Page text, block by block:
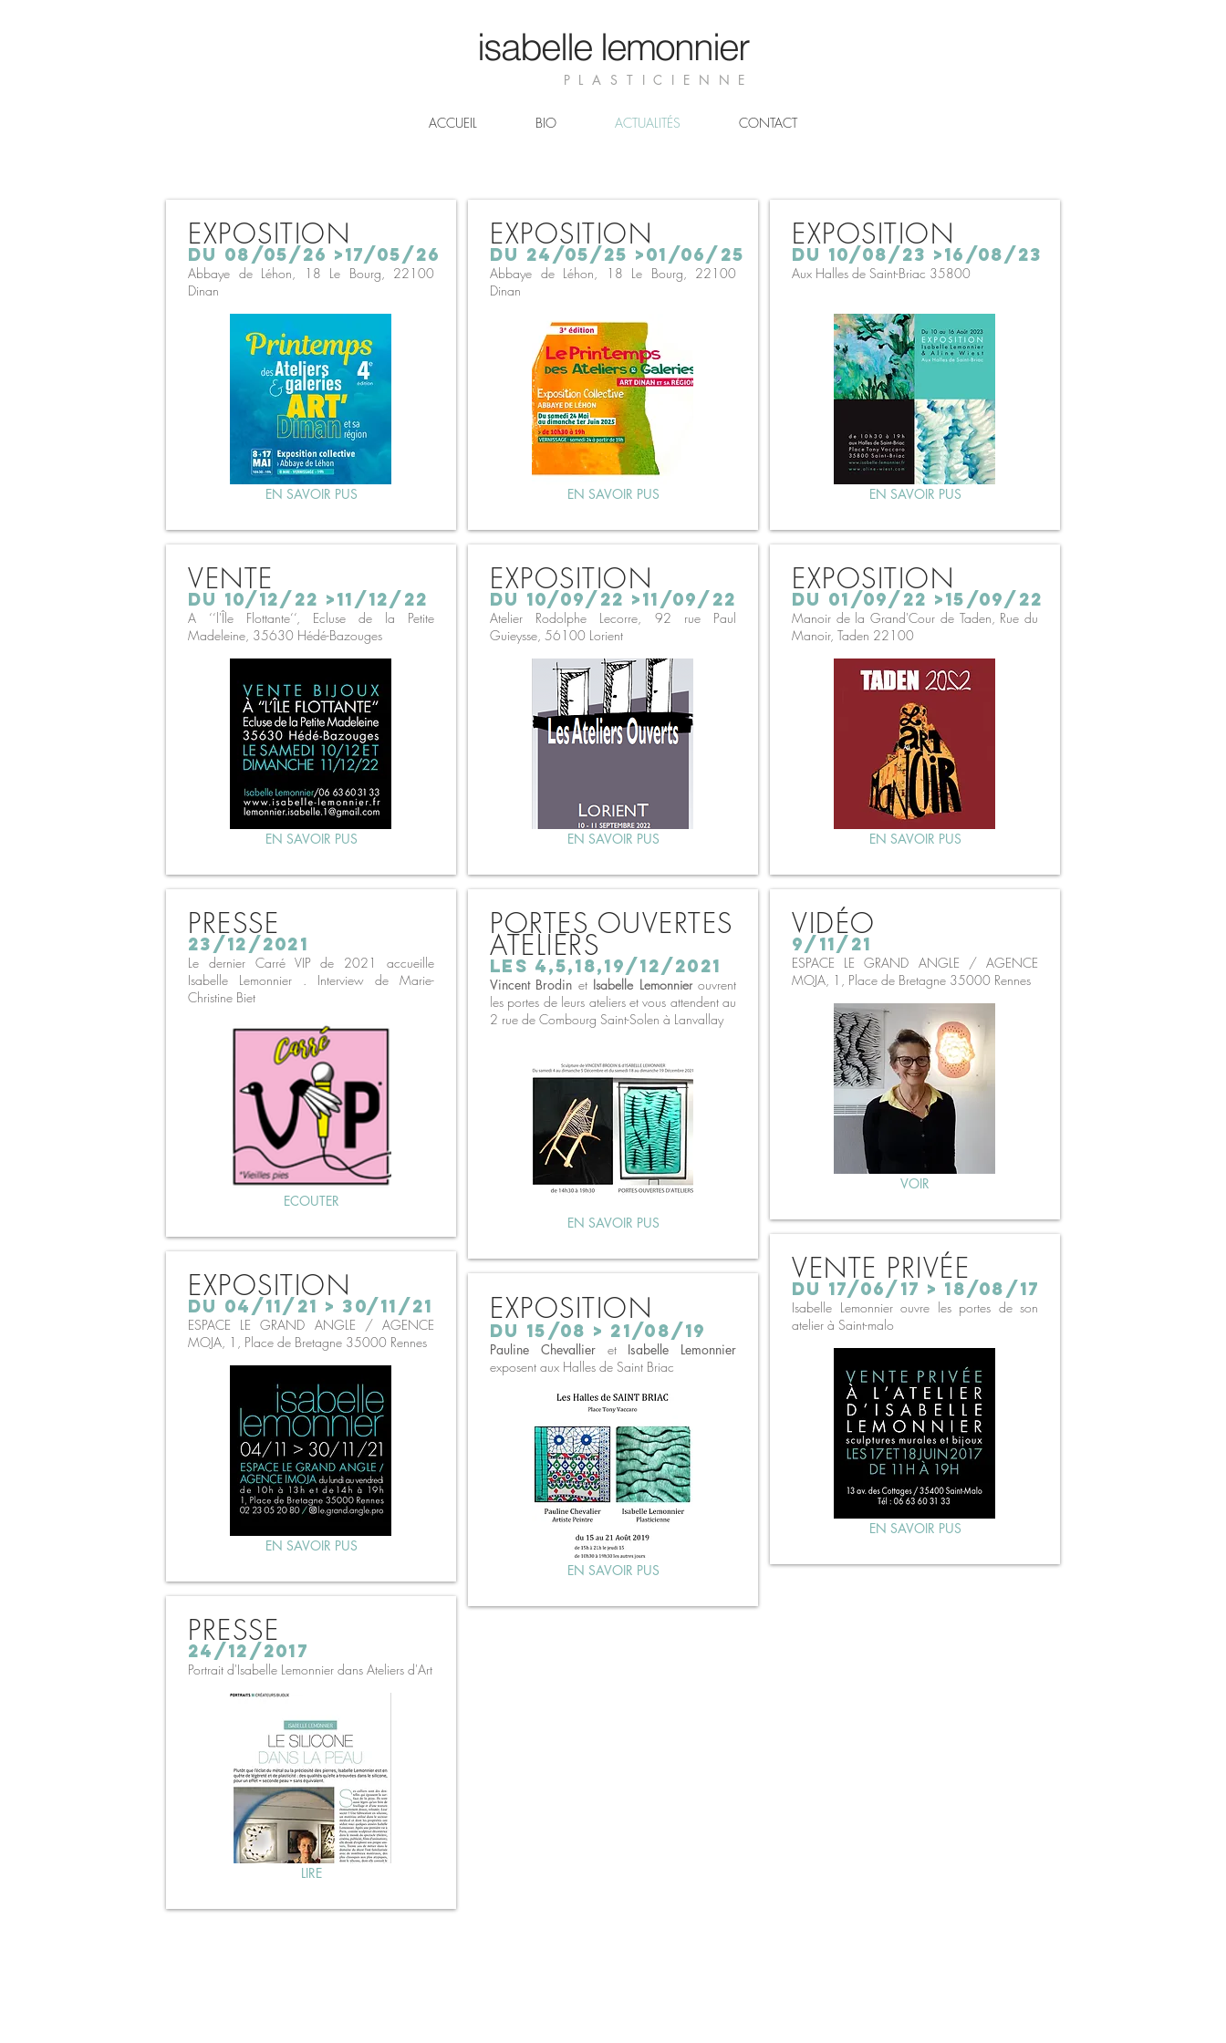
isabelle lemonnier
PLASTICIENNE
ACCUEIL BIO ACTUALITÉS CONTACT
EXPOSITION
du 08/05/26 >17/05/26
Abbaye de Léhon, 18 Le Bourg, 22100
Dinan
EN SAVOIR PUS
VENTE
du 10/12/22 >11/12/22
A ‘‘l'Île Flottante‘‘, Ecluse de la Petite
Madeleine, 35630 Hédé-Bazouges
EN SAVOIR PUS
PRESSE
23/12/2021
Le dernier Carré VIP de 2021 accueille
Isabelle Lemonnier . Interview de Marie-
Christine Biet
ECOUTER
EXPOSITION
DU 04/11/21 > 30/11/21
ESPACE LE GRAND ANGLE / AGENCE
MOJA, 1, Place de Bretagne 35000 Rennes
EN SAVOIR PUS
PRESSE
24/12/2017
Portrait d'Isabelle Lemonnier dans Ateliers d'Art
LIRE
EXPOSITION
du 24/05/25 >01/06/25
Abbaye de Léhon, 18 Le Bourg, 22100
Dinan
EN SAVOIR PUS
EXPOSITION
du 10/09/22 >11/09/22
Atelier Rodolphe Lecorre, 92 rue Paul
Guieysse, 56100 Lorient
EN SAVOIR PUS
PORTES OUVERTES
ATELIERS
les 4,5,18,19/12/2021
Vincent Brodin et Isabelle Lemonnierouvrent
les portes de leurs ateliers et vous attendent au
2 rue de Combourg Saint-Solen à Lanvallay
EN SAVOIR PUS
EXPOSITION
DU 15/08 > 21/08/19
Pauline Chevallieret Isabelle Lemonnier
exposent aux Halles de Saint Briac
EN SAVOIR PUS
EXPOSITION
du 10/08/23 >16/08/23
Aux Halles de Saint-Briac 35800
EN SAVOIR PUS
EXPOSITION
du 01/09/22 >15/09/22
Manoir de la Grand'Cour de Taden, Rue du
Manoir, Taden 22100
EN SAVOIR PUS
VIDÉO
9/11/21
ESPACE LE GRAND ANGLE / AGENCE
MOJA, 1, Place de Bretagne 35000 Rennes
VOIR
VENTE PRIVÉE
DU 17/06/17 > 18/08/17
Isabelle Lemonnier ouvre les portes de son
atelier à Saint-malo
EN SAVOIR PUS